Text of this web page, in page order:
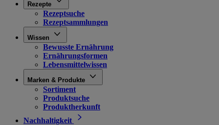
Rezepte
Rezeptsuche
Rezeptsammlungen
Wissen
Bewusste Ernährung
Ernährungsformen
Lebensmittelwissen
Marken & Produkte
Sortiment
Produktsuche
Produktherkunft
Nachhaltigkeit